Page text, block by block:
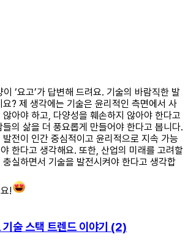
‘요고’가 답변해 드려요. 기술의 바람직한 발
? 제 생각에는 기술은 윤리적인 측면에서 사
아야 하고, 다양성을 훼손하지 않아야 한다고
의 삶을 더 풍요롭게 만들어야 한다고 봅니다.
전이 인간 중심적이고 윤리적으로 지속 가능
한다고 생각해요. 또한, 산업의 미래를 고려할
실하면서 기술을 발전시켜야 한다고 생각합
!
술 스택 트렌드 이야기 (2)